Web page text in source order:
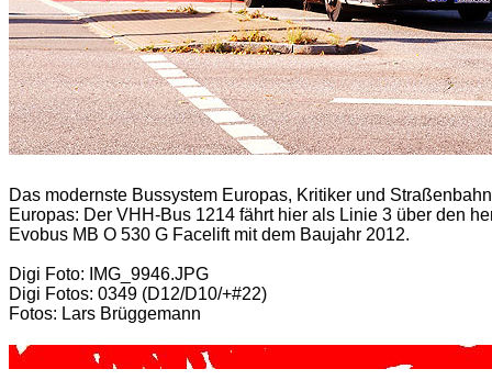
Das modernste Bussystem Europas, Kritiker und
Europas: Der VHH-Bus 1214 fährt hier als Linie 3 über den
Evobus MB O 530 G Facelift mit dem Baujahr 2012.
Digi Foto: IMG_9946.JPG
Digi Fotos: 0349 (D12/D10/+#22)
Fotos: Lars Brüggemann